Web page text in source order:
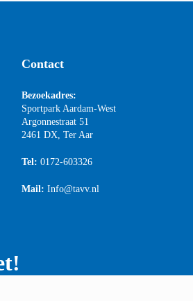
Contact
Bezoekadres:
Sportpark Aardam-West
Argonnestraat 51
2461 DX, Ter Aar
Tel: 0172-603326
Mail: Info@tavv.nl